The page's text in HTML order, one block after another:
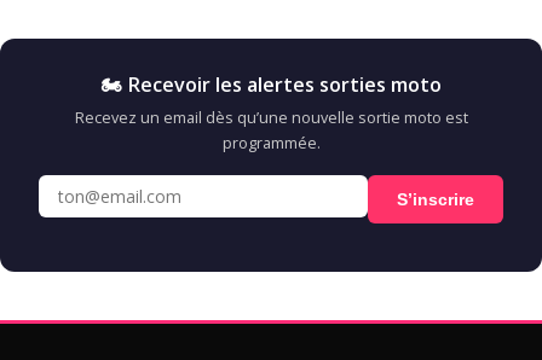
🏍️ Recevoir les alertes sorties moto
Recevez un email dès qu’une nouvelle sortie moto est
programmée.
S’inscrire